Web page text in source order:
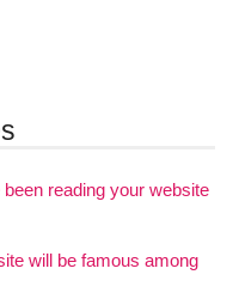
been reading your website
will be famous among